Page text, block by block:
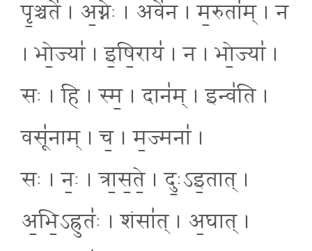
पृ॒ञ्चते॑ । अ॒ग्नेः । अवे॑न । म॒रुता॑म् । न
। भो॒ज्या॑ । इ॒षि॒राय॑ । न । भो॒ज्या॑ ।
सः । हि । स्म॒ । दान॑म् । इन्व॑ति ।
वसू॑नाम् । च॒ । म॒ज्मना॑ ।
सः । नः॒ । त्रा॒स॒ते॒ । दुः॒ऽइ॒तात् ।
अ॒भि॒ऽह्रुतः॑ । शंसा॑त् । अ॒घात् ।